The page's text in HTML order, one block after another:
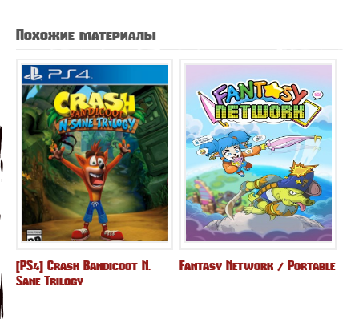
Похожие материалы
[PS4] Crash Bandicoot N.
Sane Trilogy
Fantasy Network / Portable